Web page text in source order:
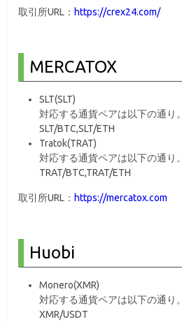
取引所URL： https://crex24.com/
MERCATOX
SLT(SLT)
対応する通貨ペアは以下の通り。
SLT/BTC,SLT/ETH
Tratok(TRAT)
対応する通貨ペアは以下の通り。
TRAT/BTC,TRAT/ETH
取引所URL： https://mercatox.com
Huobi
Monero(XMR)
対応する通貨ペアは以下の通り。
XMR/USDT